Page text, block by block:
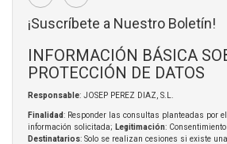
¡Suscríbete a Nuestro Boletín!
INFORMACIÓN BÁSICA
PROTECCIÓN DE DATOS
Responsable: JOSEP PEREZ DIAZ, S.L.
Finalidad: Responder las consultas planteadas por
información solicitada; Legitimación:
Destinatarios: Solo se realizan cesiones si existe